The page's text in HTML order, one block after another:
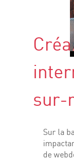
sur-
Sur la
de